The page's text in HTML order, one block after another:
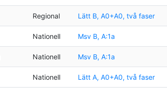
Regional Lätt B, A0+A0, två faser
Nationell Msv B, A:1a
Nationell Msv B, A:1a
Nationell Lätt A, A0+A0, två faser